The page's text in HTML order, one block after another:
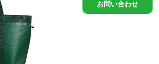
お問い合わせ